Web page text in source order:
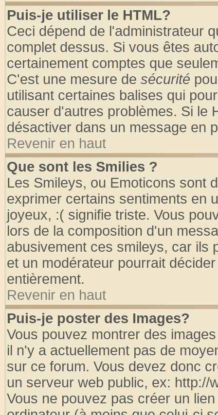
Puis-je utiliser le HTML?
Ceci dépend de l'administrateur
complet dessus. Si vous êtes
certainement comptes que
C'est une mesure de sécurité
utilisant certaines balises qui
causer d'autres problèmes. Si le
désactiver dans un message en
Revenir en haut
Que sont les Smilies ?
Les Smileys, ou Emoticons sont
exprimer certains sentiments en
joyeux, :( signifie triste. Vous
lors de la composition d'un
abusivement ces smileys, car ils
et un modérateur pourrait
entièrement.
Revenir en haut
Puis-je poster des Images?
Vous pouvez montrer des
il n'y a actuellement pas de
sur ce forum. Vous devez donc
un serveur web public, ex: http://
Vous ne pouvez pas créer un